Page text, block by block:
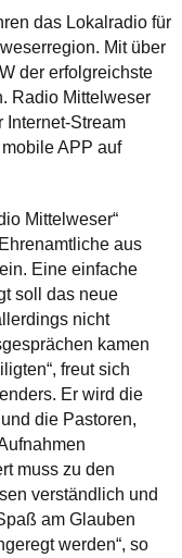
das Lokalradio für
Mit über
der erfolgreichste
Radio Mittelweser
Internet-Stream
APP auf
Mittelweser“
aus
Eine einfache
soll das neue
nicht
kamen
freut sich
Er wird die
die Pastoren,
muss zu den
verständlich und
am Glauben
werden“, so